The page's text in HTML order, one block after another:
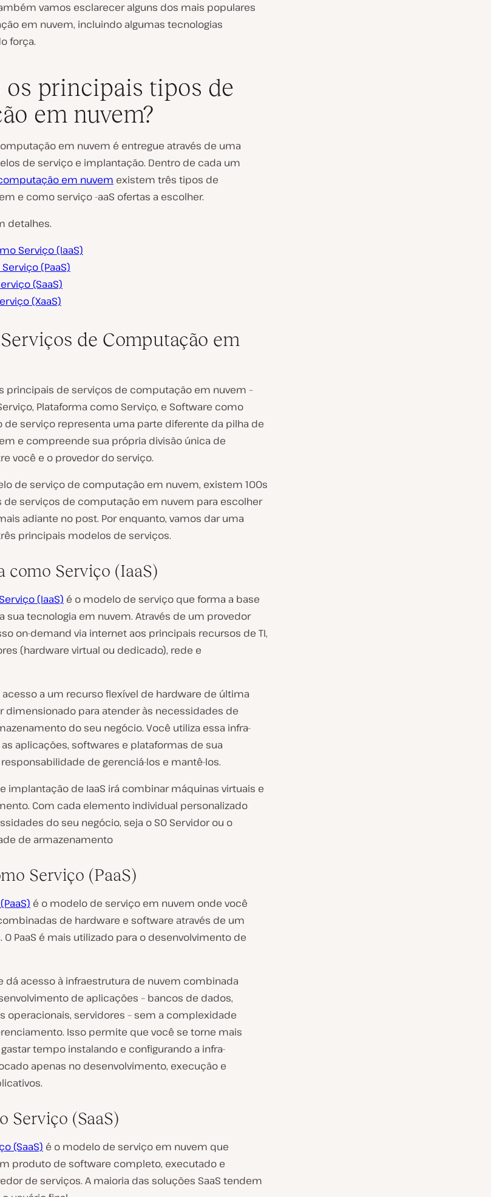
vamos esclarecer alguns dos mais populares
em nuvem, incluindo algumas tecnologias
força.
os principais tipos de
em nuvem?
em nuvem é entregue através de uma
de serviço e implantação. Dentro de cada um
em nuvem existem três tipos de
e como serviço -aaS ofertas a escolher.
detalhes.
Serviço (IaaS)
(PaaS)
(SaaS)
(XaaS)
de Computação em
principais de serviços de computação em nuvem –
Plataforma como Serviço, e Software como
de serviço representa uma parte diferente da pilha de
e compreende sua própria divisão única de
você e o provedor do serviço.
de serviço de computação em nuvem, existem 100s
serviços de computação em nuvem para escolher
adiante no post. Por enquanto, vamos dar uma
principais modelos de serviços.
como Serviço (IaaS)
(IaaS) é o modelo de serviço que forma a base
sua tecnologia em nuvem. Através de um provedor
on-demand via internet aos principais recursos de TI,
(hardware virtual ou dedicado), rede e
acesso a um recurso flexível de hardware de última
dimensionado para atender às necessidades de
do seu negócio. Você utiliza essa infra-
aplicações, softwares e plataformas de sua
responsabilidade de gerenciá-los e mantê-los.
implantação de IaaS irá combinar máquinas virtuais e
Com cada elemento individual personalizado
do seu negócio, seja o SO Servidor ou o
de armazenamento
Serviço (PaaS)
é o modelo de serviço em nuvem onde você
de hardware e software através de um
PaaS é mais utilizado para o desenvolvimento de
dá acesso à infraestrutura de nuvem combinada
de aplicações – bancos de dados,
operacionais, servidores – sem a complexidade
Isso permite que você se torne mais
tempo instalando e configurando a infra-
apenas no desenvolvimento, execução e
Serviço (SaaS)
(SaaS) é o modelo de serviço em nuvem que
produto de software completo, executado e
de serviços. A maioria das soluções SaaS tendem